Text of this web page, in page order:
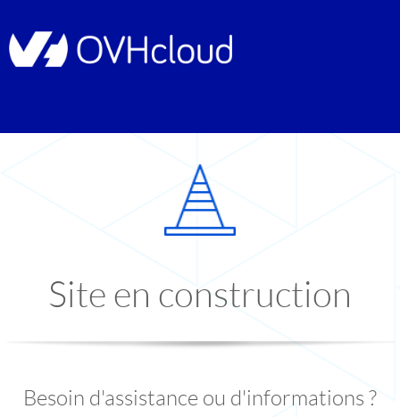
Site en construction
Besoin d'assistance ou d'informations ?